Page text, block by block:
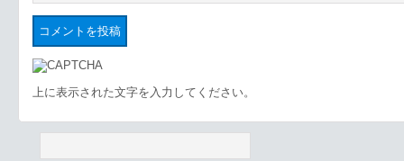
上に表示された文字を入力してください。